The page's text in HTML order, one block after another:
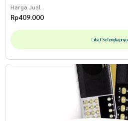
Harga Jual
Rp409.000
Lihat Selengkapnya